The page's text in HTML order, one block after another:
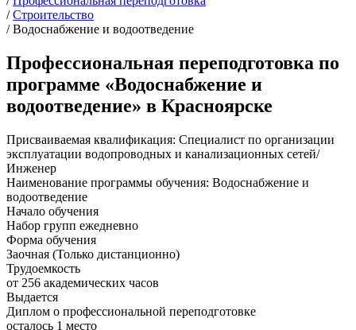
/ Строительство
/ Водоснабжение и водоотведение
Профессиональная переподготовка по
программе «Водоснабжение и
водоотведение» в Красноярске
Присваиваемая квалификация: Специалист по организации
эксплуатации водопроводных и канализационных сетей/
Инженер
Наименование программы обучения: Водоснабжение и
водоотведение
Начало обучения
Набор групп ежедневно
Форма обучения
Заочная (Только дистанционно)
Трудоемкость
от 256 академических часов
Выдается
Диплом о профессиональной переподготовке
осталось 1 место